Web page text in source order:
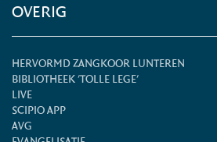
OVERIG
HERVORMD ZANGKOOR LUNTEREN
BIBLIOTHEEK 'TOLLE LEGE'
LIVE
SCIPIO APP
AVG